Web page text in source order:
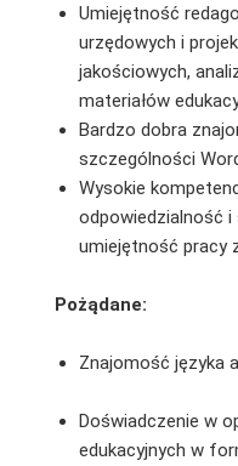
Umiejętność
urzędowych i
jakościowych,
materiałów
Bardzo dobra
szczególności
Wysokie
odpowiedzialność i
umiejętność pracy
Pożądane:
Znajomość języka
Doświadczenie w
edukacyjnych w